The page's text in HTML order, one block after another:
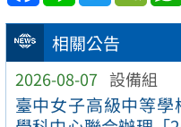
相關公告
2026-08-07 設備組
臺中女子高級中等